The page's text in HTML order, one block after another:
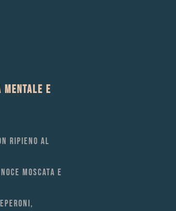
MENTALE E
RIPIENO AL
MOSCATA E